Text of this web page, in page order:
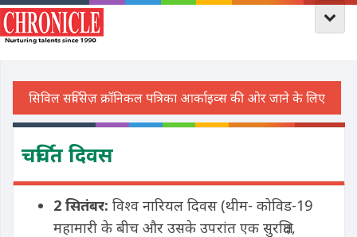
चर्चित दिवस
2 सितंबर: विश्व नारियल दिवस (थीम- कोविड-19
महामारी के बीच और उसके उपरांत एक सुरक्षित,